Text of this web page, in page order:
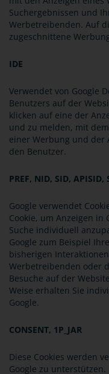
Suchergebnissen und
Werbetreibenden. Auf
zugeschnittene
IDE
Verwendet von Google
Benutzers auf der
klicken auf eine der
und zu melden, mit
einer Werbung und der
den Benutzer.
PREF, NID, SID, APISID,
Google verwendet
Cookie, um Anzeigen in
Suche individuell
Google zum Beispiel
bisherigen
Werbetreibenden oder
Besuche auf der
Weise erhalten Sie
Google.
CONSENT, 1P_JAR
Diese Cookies werden
Google zu unterstützen.